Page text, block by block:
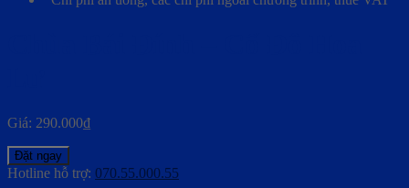
Giá: 290.000₫
Đặt ngay
Hotline hỗ trợ: 070.55.000.55